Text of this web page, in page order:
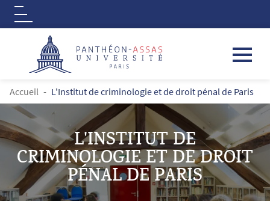
Aller au contenu principal
Logo
FIL D'ARIANE
Accueil L'Institut de criminologie et de droit pénal de Paris
L'INSTITUT DE
CRIMINOLOGIE ET DE DROIT
PÉNAL DE PARIS